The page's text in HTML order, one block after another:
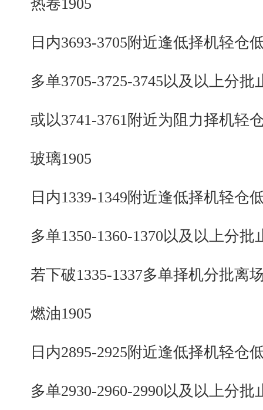
热卷1905
日内3693-3705附近逢低择机轻仓
多单3705-3725-3745以及以上分批
或以3741-3761附近为阻力择机轻
玻璃1905
日内1339-1349附近逢低择机轻仓
多单1350-1360-1370以及以上分批
若下破1335-1337多单择机分批离
燃油1905
日内2895-2925附近逢低择机轻仓
多单2930-2960-2990以及以上分批